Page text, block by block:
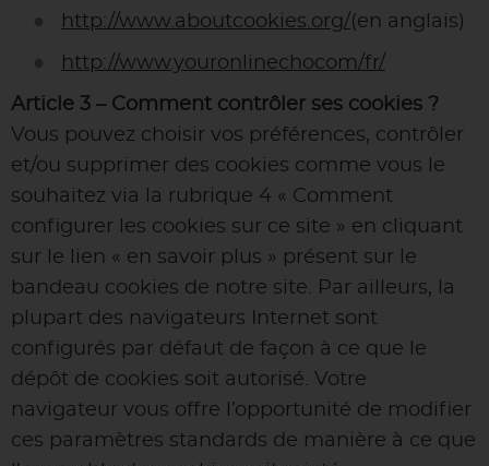
http://www.aboutcookies.org/(en anglais)
http://www.youronlinechocom/fr/
Article 3 – Comment contrôler ses cookies ?
Vous pouvez choisir vos préférences, contrôler
et/ou supprimer des cookies comme vous le
souhaitez via la rubrique 4 « Comment
configurer les cookies sur ce site » en cliquant
sur le lien « en savoir plus » présent sur le
bandeau cookies de notre site. Par ailleurs, la
plupart des navigateurs Internet sont
configurés par défaut de façon à ce que le
dépôt de cookies soit autorisé. Votre
navigateur vous offre l’opportunité de modifier
ces paramètres standards de manière à ce que